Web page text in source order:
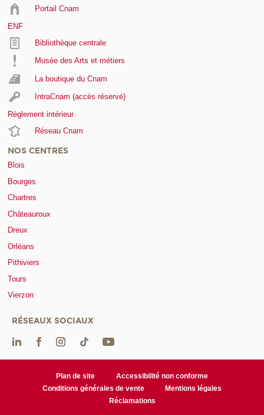
Portail Cnam
ENF
Bibliothèque centrale
Musée des Arts et métiers
La boutique du Cnam
IntraCnam (accès réservé)
Règlement intérieur
Réseau Cnam
NOS CENTRES
Blois
Bourges
Chartres
Châteauroux
Dreux
Orléans
Pithiviers
Tours
Vierzon
RÉSEAUX SOCIAUX
Plan de site
Accessibilité non conforme
Conditions générales de vente
Mentions légales
Réclamations